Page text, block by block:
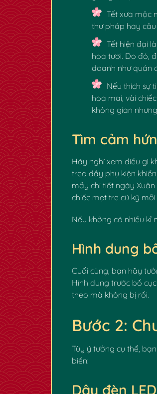
Tết xưa mộc
thư pháp hay
Tết hiện đại
hoa tươi. Do đó,
doanh như quán
Nếu thích sự
hoa mai, vài
không gian
Tìm cảm
Hãy nghĩ xem điều gì
treo đầy phụ kiện
mấy chi tiết ngày
chiếc mẹt tre cũ kỹ mỗi
Nếu không có nhiều kỉ
Hình dung
Cuối cùng, bạn hãy
Hình dung trước bố
theo mà không bị rối.
Bước 2:
Tùy ý tưởng cụ thể,
biến:
Dây đèn LED
✿